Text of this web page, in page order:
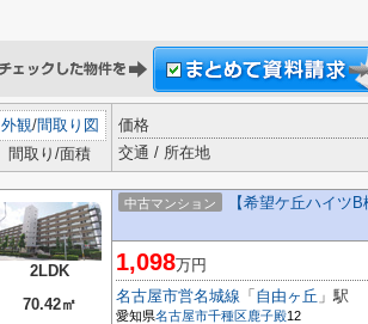
外観/間取り図
間取り/面積
価格
交通 / 所在地
2LDK
70.42㎡
中古マンション 【希望ケ丘ハイツ
1,098万円
名古屋市営名城線 「 自由ヶ丘 」駅
愛知県名古屋市千種区鹿子殿12